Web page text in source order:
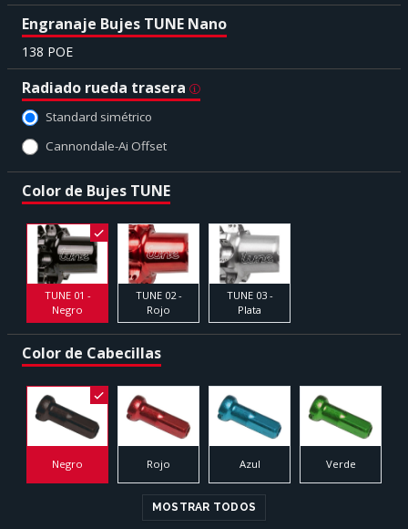
Engranaje Bujes TUNE Nano
138 POE
Radiado rueda trasera
Standard simétrico
Cannondale-Ai Offset
Color de Bujes TUNE
TUNE 01 -
Negro
TUNE 02 -
Rojo
TUNE 03 -
Plata
Color de Cabecillas
Negro Rojo Azul Verde
MOSTRAR TODOS